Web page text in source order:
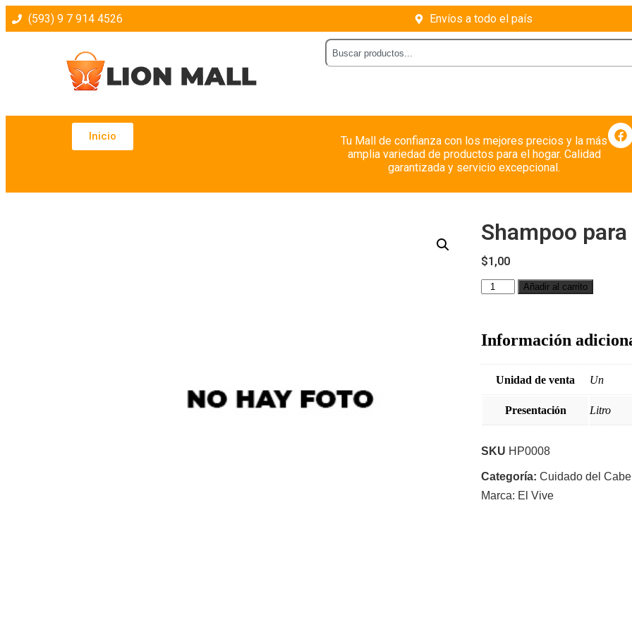
(593) 9 7 914 4526 Envíos a todo el país
Inicio
Tu Mall de confianza con los mejores precios y la más
amplia variedad de productos para el hogar. Calidad
garantizada y servicio excepcional.
Shampoo
$1,00
Añadir al carrito
Información
Unidad de venta Un
Presentación Litro
SKU HP0008
Categoría: Cuidado del
Marca: El Vive